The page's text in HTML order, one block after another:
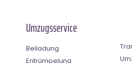
Umzugsservice
Beiladung
Entrümpelung